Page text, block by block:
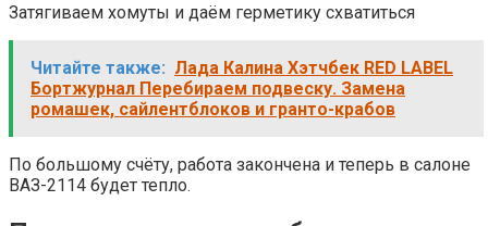
Затягиваем хомуты и даём герметику схватиться
Читайте также: Лада Калина Хэтчбек RED LABEL
Бортжурнал Перебираем подвеску. Замена
ромашек, сайлентблоков и гранто-крабов
По большому счёту, работа закончена и теперь в салоне
ВАЗ-2114 будет тепло.